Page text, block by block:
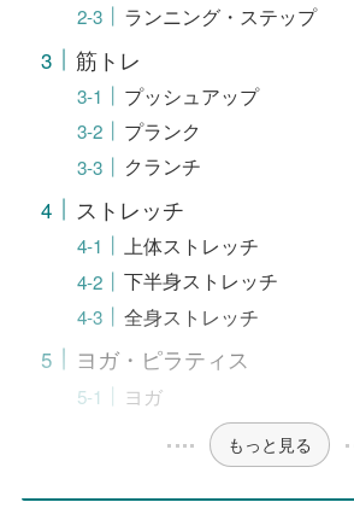
ランニング・ステップ
筋トレ
プッシュアップ
プランク
クランチ
ストレッチ
上体ストレッチ
下半身ストレッチ
全身ストレッチ
ヨガ・ピラティス
ヨガ
もっと見る